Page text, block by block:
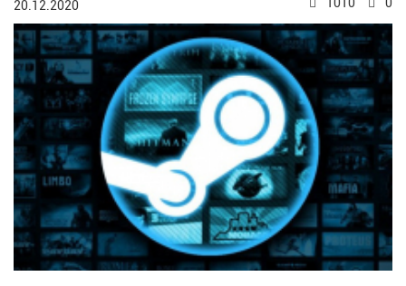
20.12.2020